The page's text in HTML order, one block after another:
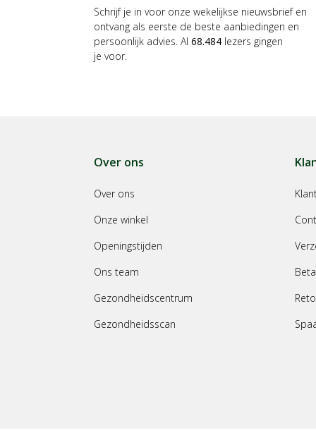
Schrijf je in voor onze wekelijkse nieuwsbrief en
ontvang als eerste de beste aanbiedingen en
persoonlijk advies. Al 68.484 lezers gingen
je voor.
Over ons
Over ons
Onze winkel
Openingstijden
Ons team
Gezondheidscentrum
Gezondheidsscan